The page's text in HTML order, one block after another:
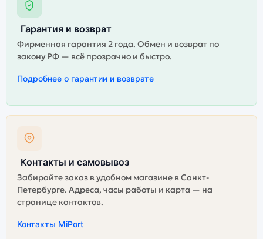
Гарантия и возврат
Фирменная гарантия 2 года. Обмен и возврат по
закону РФ — всё прозрачно и быстро.
Подробнее о гарантии и возврате
Контакты и самовывоз
Забирайте заказ в удобном магазине в Санкт-
Петербурге. Адреса, часы работы и карта — на
странице контактов.
Контакты MiPort